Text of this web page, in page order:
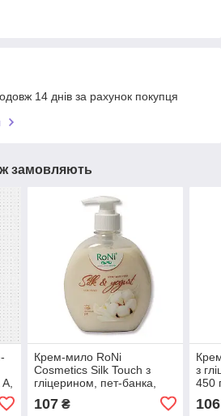
14 днів за рахунок покупця
замовляють
Крем-мило RoNi
Cosmetics Silk Touch з
гліцерином, пет-банка,
107₴
з
450
106